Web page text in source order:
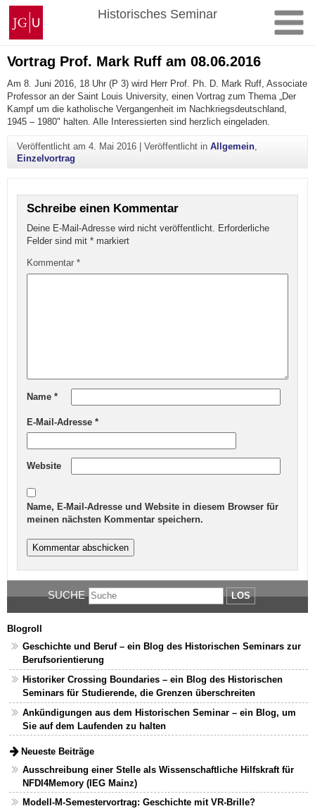
Zum
Inhalt
springen
Johannes
Gutenberg-
Universität
Mainz
Historisches Seminar
Vortrag Prof. Mark Ruff am 08.06.2016
Am 8. Juni 2016, 18 Uhr (P 3) wird Herr Prof. Ph. D. Mark Ruff, Associate
Professor an der Saint Louis University, einen Vortrag zum Thema „Der
Kampf um die katholische Vergangenheit im Nachkriegsdeutschland,
1945 – 1980" halten. Alle Interessierten sind herzlich eingeladen.
Veröffentlicht am 4. Mai 2016| Veröffentlicht in Allgemein,
Einzelvortrag
Schreibe einen Kommentar
Deine E-Mail-Adresse wird nicht veröffentlicht.
Erforderliche
Felder sind mit *markiert
Kommentar *
Name *
E-Mail-Adresse *
Website
Name, E-Mail-Adresse und Website in diesem Browser für
meinen nächsten Kommentar speichern.
SUCHE LOS
Blogroll
Geschichte und Beruf – ein Blog des Historischen Seminars zur
Berufsorientierung
Historiker Crossing Boundaries – ein Blog des Historischen
Seminars für Studierende, die Grenzen überschreiten
Ankündigungen aus dem Historischen Seminar – ein Blog, um
Sie auf dem Laufenden zu halten
Neueste Beiträge
Ausschreibung einer Stelle als Wissenschaftliche Hilfskraft für
NFDI4Memory (IEG Mainz)
Modell-M-Semestervortrag: Geschichte mit VR-Brille?